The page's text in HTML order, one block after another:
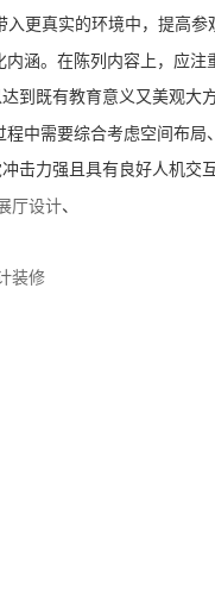
更真实的环境中，提高参
涵。在陈列内容上，应
到既有教育意义又美观大方
程中需要综合考虑空间布
击力强且具有良好人机交
厅设计、
装修